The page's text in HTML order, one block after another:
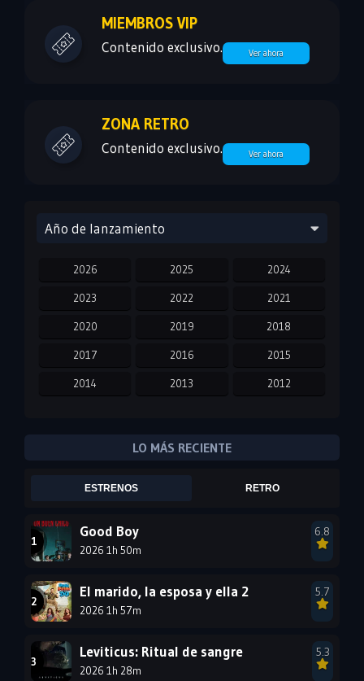
MIEMBROS VIP
Contenido exclusivo. Ver ahora
ZONA RETRO
Contenido exclusivo. Ver ahora
Año de lanzamiento
2026 2025 2024
2023 2022 2021
2020 2019 2018
2017 2016 2015
2014 2013 2012
2007
1999
1996
1990
1984
LO MÁS RECIENTE
ESTRENOS RETRO
Good Boy
2026 1h 50m
6.8
El marido, la esposa y ella 2
2026 1h 57m
5.7
Leviticus: Ritual de sangre
2026 1h 28m
5.3